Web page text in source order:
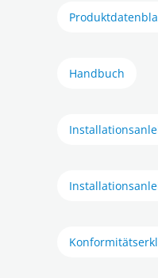
Handbuch